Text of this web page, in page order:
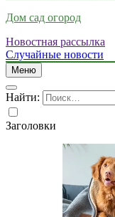
Дом сад огород
Новостная рассылка
Случайные новости
Меню
Найти:
Заголовки